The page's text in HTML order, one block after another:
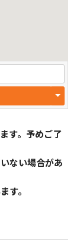
す。予めご了
ない場合があ
す。